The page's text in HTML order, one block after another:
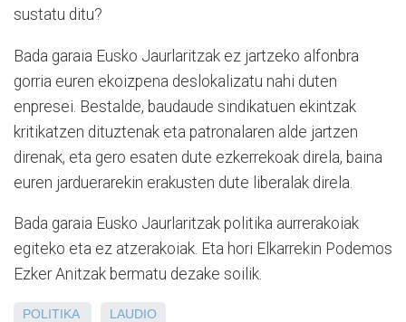
sustatu ditu?
Bada garaia Eusko Jaurlaritzak ez jartzeko alfonbra
gorria euren ekoizpena deslokalizatu nahi duten
enpresei. Bestalde, baudaude sindikatuen ekintzak
kritikatzen dituztenak eta patronalaren alde jartzen
direnak, eta gero esaten dute ezkerrekoak direla, baina
euren jarduerarekin erakusten dute liberalak direla.
Bada garaia Eusko Jaurlaritzak politika aurrerakoiak
egiteko eta ez atzerakoiak. Eta hori Elkarrekin Podemos
Ezker Anitzak bermatu dezake soilik.
POLITIKA LAUDIO